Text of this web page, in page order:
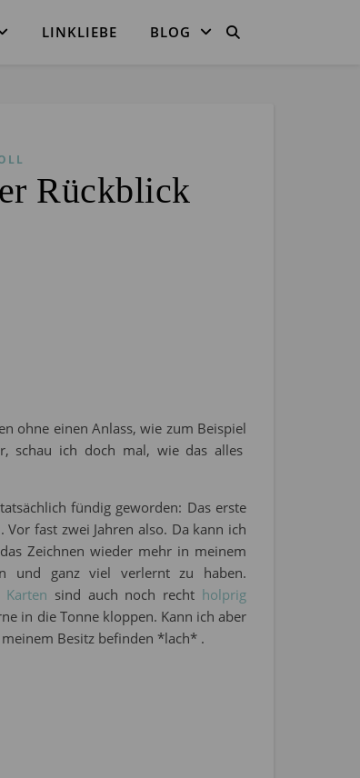
LINKLIEBE BLOG
Rückblick
ohne einen Anlass, wie zum Beispiel
schau ich doch mal, wie das alles
fündig geworden: Das erste
. Vor fast zwei Jahren also. Da kann ich
Zeichnen wieder mehr in meinem
und ganz viel verlernt zu haben.
Karten sind auch noch recht holprig
in die Tonne kloppen. Kann ich aber
Besitz befinden *lach* .